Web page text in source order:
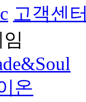
고객센터
온